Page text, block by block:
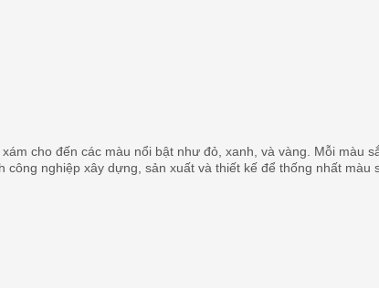
cho đến các màu nổi bật như đỏ, xanh, và vàng. Mỗi màu
nghiệp xây dựng, sản xuất và thiết kế để thống nhất màu